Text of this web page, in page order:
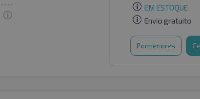
EM ESTOQUE
Envio gratuito
Pormenores